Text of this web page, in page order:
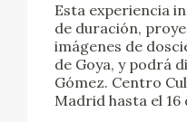
CATÁLOGO
GOYA EN EL MUNDO
Esta experiencia
de duración,
imágenes de
de Goya, y podrá
Gómez. Centro
Madrid hasta el 16